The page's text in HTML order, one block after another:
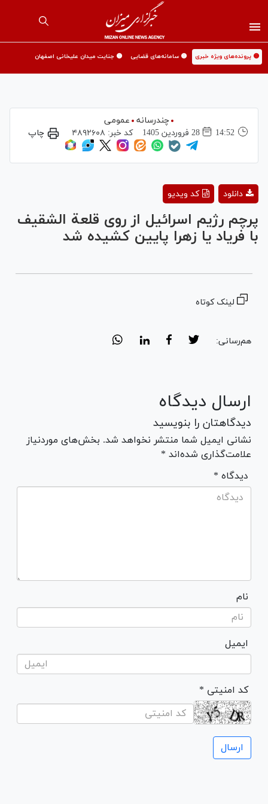
🟡 پرونده‌های ویژه خبری 🟡 سامانه‌های قضایی 🟡 جنایت میدان علیخانی اصفهان
چندرسانه
عمومی
14:52
28 فروردين 1405 کد خبر: ۴۸۹۲۶۰۸ چاپ
Video
کد ویدیو دانلود
پرچم رژیم اسرائیل از روی قلعة الشقيف
با فریاد يا زهرا پایین کشیده شد
لینک کوتاه
هم‌رسانی:
ارسال دیدگاه
دیدگاهتان را بنویسید
نشانی ایمیل شما منتشر نخواهد شد. بخش‌های موردنیاز
علامت‌گذاری شده‌اند *
* دیدگاه
نام
ایمیل
* کد امنیتی